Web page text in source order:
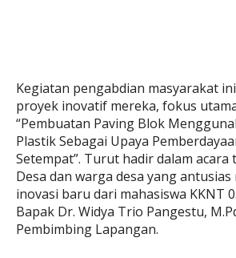
Kegiatan pengabdian masyarakat
proyek inovatif mereka, fokus
“Pembuatan Paving Blok
Plastik Sebagai Upaya
Setempat”. Turut hadir dalam
Desa dan warga desa yang
inovasi baru dari mahasiswa KKNT
Bapak Dr. Widya Trio Pangestu,
Pembimbing Lapangan.